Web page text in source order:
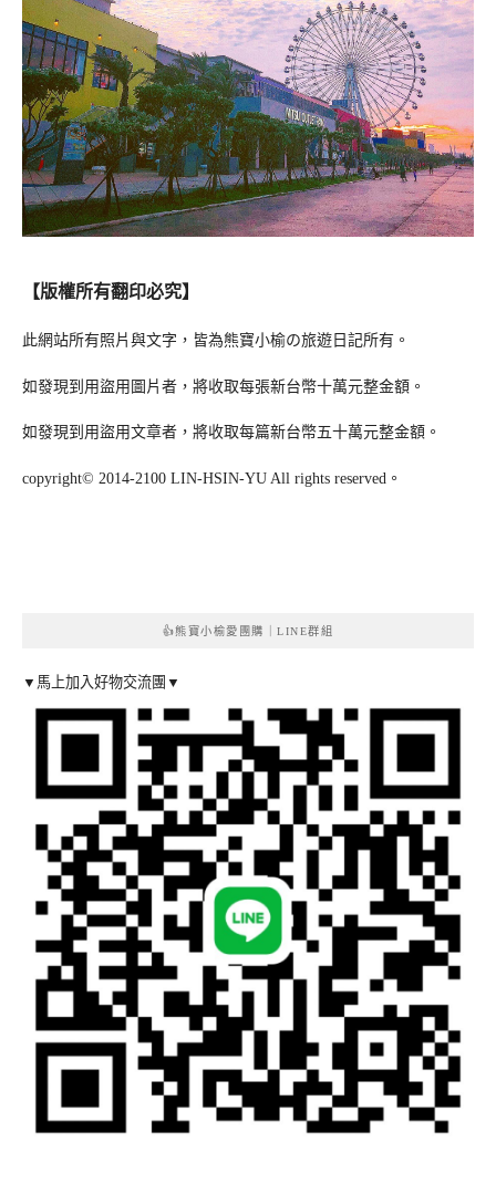
【版權所有翻印必究】
此網站所有照片與文字，皆為熊寶小榆の旅遊日記所有。
如發現到用盜用圖片者，將收取每張新台幣十萬元整金額。
如發現到用盜用文章者，將收取每篇新台幣五十萬元整金額。
copyright© 2014-2100 LIN-HSIN-YU All rights reserved。
👍熊寶小榆愛團購｜LINE群組
▼馬上加入好物交流團▼